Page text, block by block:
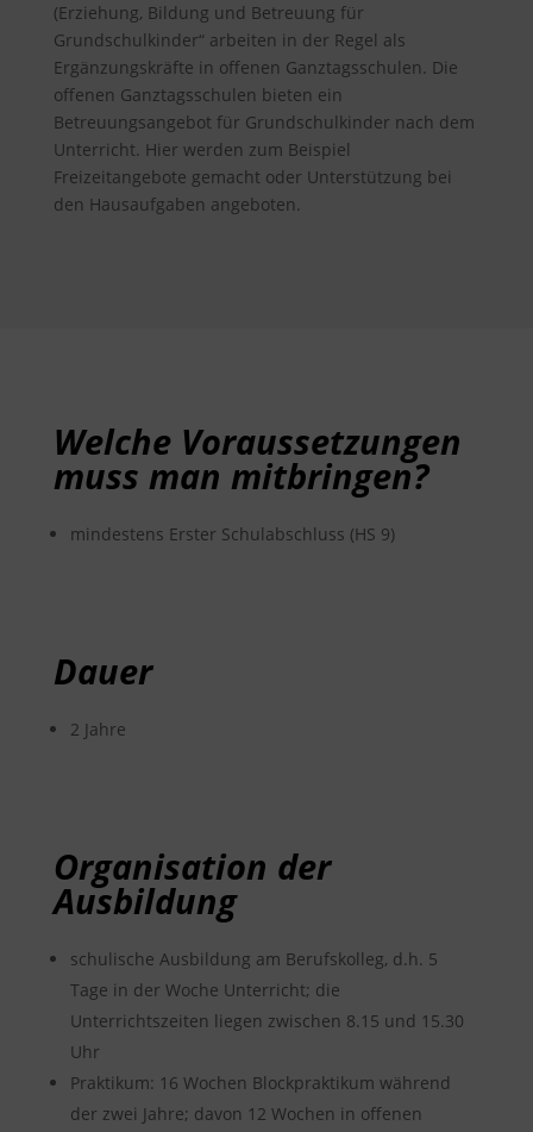
(Erziehung, Bildung und Betreuung für
Grundschulkinder“ arbeiten in der Regel als
Ergänzungskräfte in offenen Ganztagsschulen. Die
offenen Ganztagsschulen bieten ein
Betreuungsangebot für Grundschulkinder nach dem
Unterricht. Hier werden zum Beispiel
Freizeitangebote gemacht oder Unterstützung bei
den Hausaufgaben angeboten.
Welche Voraussetzungen
muss man mitbringen?
mindestens Erster Schulabschluss (HS 9)
Dauer
2 Jahre
Organisation der
Ausbildung
schulische Ausbildung am Berufskolleg, d.h. 5
Tage in der Woche Unterricht; die
Unterrichtszeiten liegen zwischen 8.15 und 15.30
Uhr
Praktikum: 16 Wochen Blockpraktikum während
der zwei Jahre; davon 12 Wochen in offenen